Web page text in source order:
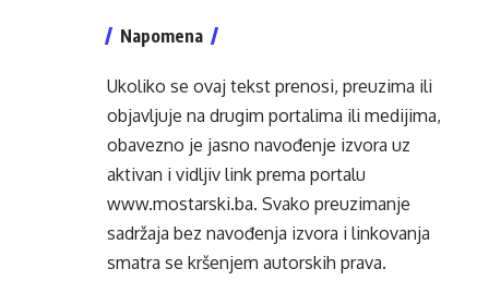
Napomena
Ukoliko se ovaj tekst prenosi, preuzima ili
objavljuje na drugim portalima ili medijima,
obavezno je jasno navođenje izvora uz
aktivan i vidljiv link prema portalu
www.mostarski.ba. Svako preuzimanje
sadržaja bez navođenja izvora i linkovanja
smatra se kršenjem autorskih prava.